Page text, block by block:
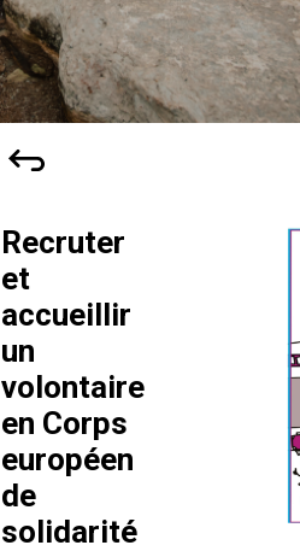
Recruter
et
accueillir
un
volontaire
en Corps
européen
de
solidarité